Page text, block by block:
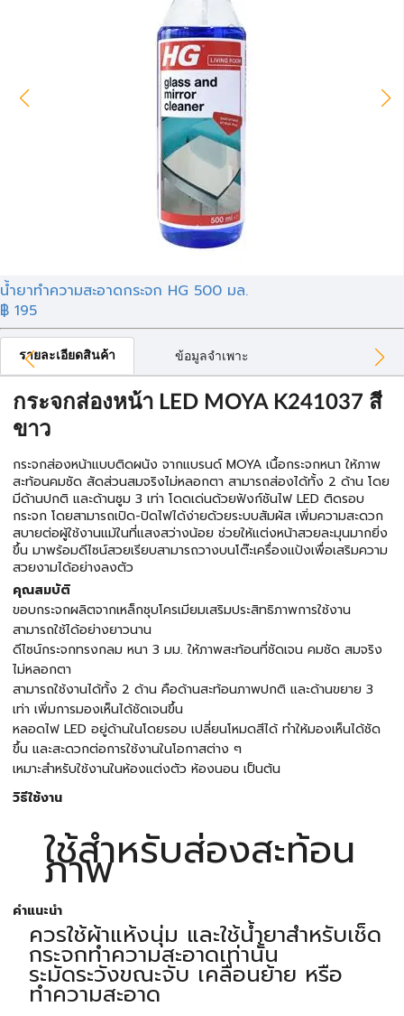
น้ำยาทำความสะอาดกระจก HG 500 มล.
฿ 195
รายละเอียดสินค้า ข้อมูลจำเพาะ
กระจกส่องหน้า LED MOYA K241037 สี
ขาว
กระจกส่องหน้าแบบติดผนัง จากแบรนด์ MOYA เนื้อกระจกหนา ให้ภาพ
สะท้อนคมชัด สัดส่วนสมจริงไม่หลอกตา สามารถส่องได้ทั้ง 2 ด้าน โดย
มีด้านปกติ และด้านซูม 3 เท่า โดดเด่นด้วยฟังก์ชันไฟ LED ติดรอบ
กระจก โดยสามารถเปิด-ปิดไฟได้ง่ายด้วยระบบสัมผัส เพิ่มความสะดวก
สบายต่อผู้ใช้งานแม้ในที่แสงสว่างน้อย ช่วยให้แต่งหน้าสวยละมุนมากยิ่ง
ขึ้น มาพร้อมดีไซน์สวยเรียบสามารถวางบนโต๊ะเครื่องแป้งเพื่อเสริมความ
สวยงามได้อย่างลงตัว
คุณสมบัติ
ขอบกระจกผลิตจากเหล็กชุบโครเมียมเสริมประสิทธิภาพการใช้งาน
สามารถใช้ได้อย่างยาวนาน
ดีไซน์กระจกทรงกลม หนา 3 มม. ให้ภาพสะท้อนที่ชัดเจน คมชัด สมจริง
ไม่หลอกตา
สามารถใช้งานได้ทั้ง 2 ด้าน คือด้านสะท้อนภาพปกติ และด้านขยาย 3
เท่า เพิ่มการมองเห็นได้ชัดเจนขึ้น
หลอดไฟ LED อยู่ด้านในโดยรอบ เปลี่ยนโหมดสีได้ ทำให้มองเห็นได้ชัด
ขึ้น และสะดวกต่อการใช้งานในโอกาสต่าง ๆ
เหมาะสำหรับใช้งานในห้องแต่งตัว ห้องนอน เป็นต้น
วิธีใช้งาน
ใช้สำหรับส่องสะท้อน
ภาพ
คำแนะนำ
ควรใช้ผ้าแห้งนุ่ม และใช้น้ำยาสำหรับเช็ด
กระจกทำความสะอาดเท่านั้น
ระมัดระวังขณะจับ เคลื่อนย้าย หรือ
ทำความสะอาด